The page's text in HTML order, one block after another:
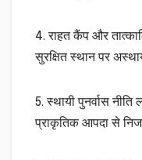
4. राहत कैंप और
सुरक्षित स्थान पर
5. स्थायी पुनर्वास नीति
प्राकृतिक आपदा से